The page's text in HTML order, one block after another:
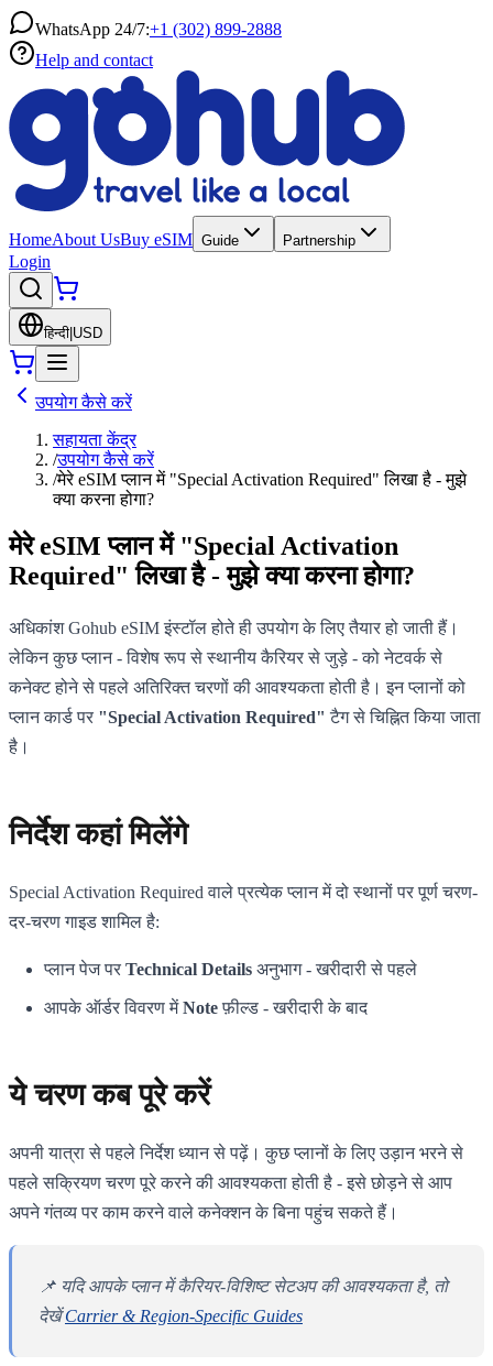
WhatsApp 24/7:+1 (302) 899-2888
Help and contact
HomeAbout UsBuy eSIM Guide Partnership
Login
हिन्दी USD
उपयोग कैसे करें
सहायता केंद्र
/उपयोग कैसे करें
/मेरे eSIM प्लान में "Special Activation Required" लिखा है - मुझे
क्या करना होगा?
मेरे eSIM प्लान में "Special Activation
Required" लिखा है - मुझे क्या करना होगा?
अधिकांश Gohub eSIM इंस्टॉल होते ही उपयोग के लिए तैयार हो जाती हैं।
लेकिन कुछ प्लान - विशेष रूप से स्थानीय कैरियर से जुड़े - को नेटवर्क से
कनेक्ट होने से पहले अतिरिक्त चरणों की आवश्यकता होती है। इन प्लानों को
प्लान कार्ड पर "Special Activation Required" टैग से चिह्नित किया जाता
है।
निर्देश कहां मिलेंगे
Special Activation Required वाले प्रत्येक प्लान में दो स्थानों पर पूर्ण चरण-
दर-चरण गाइड शामिल है:
प्लान पेज पर Technical Details अनुभाग - खरीदारी से पहले
आपके ऑर्डर विवरण मेंNoteफ़ील्ड - खरीदारी के बाद
ये चरण कब पूरे करें
अपनी यात्रा से पहले निर्देश ध्यान से पढ़ें। कुछ प्लानों के लिए उड़ान भरने से
पहले सक्रियण चरण पूरे करने की आवश्यकता होती है - इसे छोड़ने से आप
अपने गंतव्य पर काम करने वाले कनेक्शन के बिना पहुंच सकते हैं।
📌 यदि आपके प्लान में कैरियर-विशिष्ट सेटअप की आवश्यकता है, तो
देखेंCarrier & Region-Specific Guides